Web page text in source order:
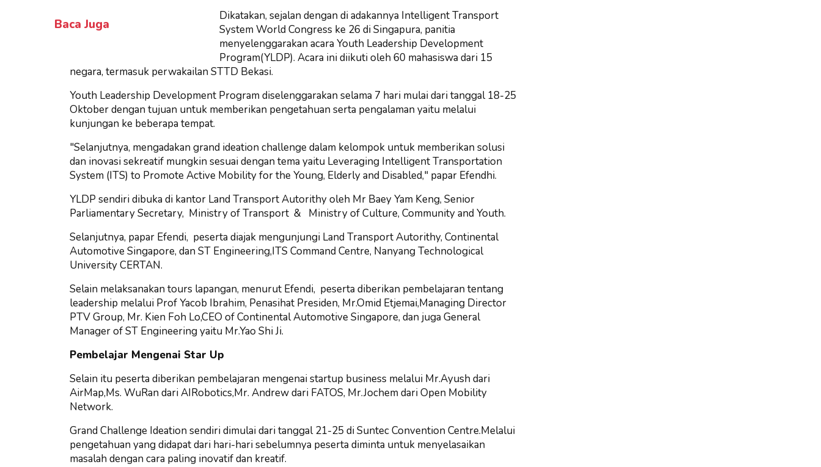
Baca Juga
Dikatakan, sejalan dengan di adakannya Intelligent Transport
System World Congress ke 26 di Singapura, panitia
menyelenggarakan acara Youth Leadership Development
Program(YLDP). Acara ini diikuti oleh 60 mahasiswa dari 15
negara, termasuk perwakailan STTD Bekasi.
Youth Leadership Development Program diselenggarakan selama 7 hari mulai dari tanggal 18-25
Oktober dengan tujuan untuk memberikan pengetahuan serta pengalaman yaitu melalui
kunjungan ke beberapa tempat.
"Selanjutnya, mengadakan grand ideation challenge dalam kelompok untuk memberikan solusi
dan inovasi sekreatif mungkin sesuai dengan tema yaitu Leveraging Intelligent Transportation
System (ITS) to Promote Active Mobility for the Young, Elderly and Disabled," papar Efendhi.
YLDP sendiri dibuka di kantor Land Transport Autorithy oleh Mr Baey Yam Keng, Senior
Parliamentary Secretary, Ministry of Transport & Ministry of Culture, Community and Youth.
Selanjutnya, papar Efendi, peserta diajak mengunjungi Land Transport Autorithy, Continental
Automotive Singapore, dan ST Engineering,ITS Command Centre, Nanyang Technological
University CERTAN.
Selain melaksanakan tours lapangan, menurut Efendi, peserta diberikan pembelajaran tentang
leadership melalui Prof Yacob Ibrahim, Penasihat Presiden, Mr.Omid Etjemai,Managing Director
PTV Group, Mr. Kien Foh Lo,CEO of Continental Automotive Singapore, dan juga General
Manager of ST Engineering yaitu Mr.Yao Shi Ji.
Pembelajar Mengenai Star Up
Selain itu peserta diberikan pembelajaran mengenai startup business melalui Mr.Ayush dari
AirMap,Ms. WuRan dari AIRobotics,Mr. Andrew dari FATOS, Mr.Jochem dari Open Mobility
Network.
Grand Challenge Ideation sendiri dimulai dari tanggal 21-25 di Suntec Convention Centre.Melalui
pengetahuan yang didapat dari hari-hari sebelumnya peserta diminta untuk menyelasaikan
masalah dengan cara paling inovatif dan kreatif.